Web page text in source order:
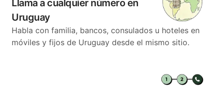
Llama a cualquier número en
Uruguay
Habla con familia, bancos, consulados u hoteles en
móviles y fijos de Uruguay desde el mismo sitio.